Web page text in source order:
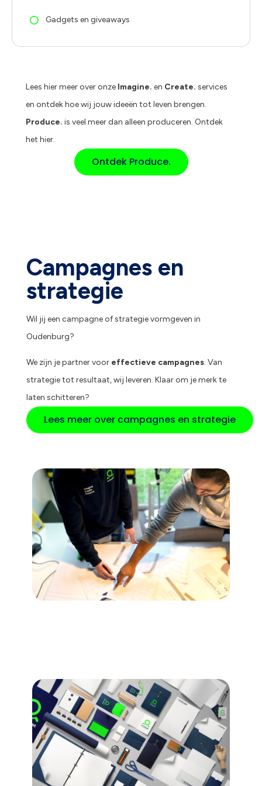
Gadgets en giveaways
Lees hier meer over onze Imagine. en Create. services
en ontdek hoe wij jouw ideeën tot leven brengen.
Produce. is veel meer dan alleen produceren. Ontdek
het hier.
Ontdek Produce.
Campagnes en
strategie
Wil jij een campagne of strategie vormgeven in
Oudenburg?
We zijn je partner voor effectieve campagnes. Van
strategie tot resultaat, wij leveren. Klaar om je merk te
laten schitteren?
Lees meer over campagnes en strategie